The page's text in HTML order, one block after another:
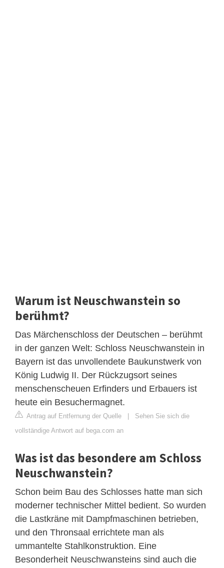
Warum ist Neuschwanstein so
berühmt?
Das Märchenschloss der Deutschen – berühmt
in der ganzen Welt: Schloss Neuschwanstein in
Bayern ist das unvollendete Baukunstwerk von
König Ludwig II. Der Rückzugsort seines
menschenscheuen Erfinders und Erbauers ist
heute ein Besuchermagnet.
Antrag auf Entfernung der Quelle | Sehen Sie sich die
vollständige Antwort auf bega.com an
Was ist das besondere am Schloss
Neuschwanstein?
Schon beim Bau des Schlosses hatte man sich
moderner technischer Mittel bedient. So wurden
die Lastkräne mit Dampfmaschinen betrieben,
und den Thronsaal errichtete man als
ummantelte Stahlkonstruktion. Eine
Besonderheit Neuschwansteins sind auch die